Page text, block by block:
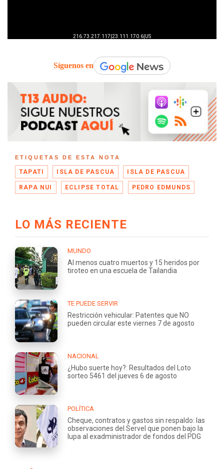
Síguenos en
ETIQUETAS DE ESTA NOTA
TAPATI ISLA DE PASCUA ISLA DE PASCUA
RAPA NUI ECLIPSE TOTAL PEDRO EDMUNDS
LO MÁS RECIENTE
MUNDO
Al menos cuatro muertos y 15 heridos por
tiroteo en una escuela de Tailandia
TE PUEDE SERVIR
Restricción vehicular: Patentes que NO
pueden circular este viernes 7 de agosto
NACIONAL
¿Hubo suerte hoy?: Resultados del Loto
sorteo 5461 del jueves 6 de agosto
POLÍTICA
Cheque, contratos y gastos sin respaldo: las
observaciones del Servel que ponen bajo la
lupa al exadministrador de fondos del PDG